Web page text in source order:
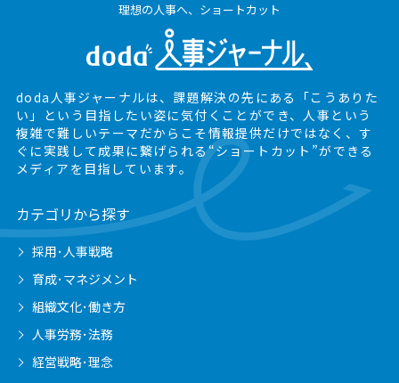
理想の人事へ、ショートカット
doda人事ジャーナルは、課題解決の先にある
「こうありた
い」という目指したい姿に気付くことができ、人事という
複雑で難しいテーマだからこそ情報提供だけではなく、 す
ぐに実践して成果に繋げられる“ショートカット”ができる
メディアを目指しています。
カテゴリから探す
採用･人事戦略
育成･マネジメント
組織文化･働き方
人事労務･法務
経営戦略･理念